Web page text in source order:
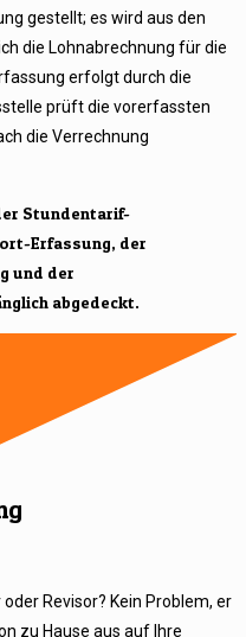
gestellt; es wird aus den
die Lohnabrechnung für die
erfolgt durch die
prüft die vorerfassten
die Verrechnung
Stundentarif-
Erfassung, der
und der
abgedeckt.
Revisor? Kein Problem, er
zu Hause aus auf Ihre